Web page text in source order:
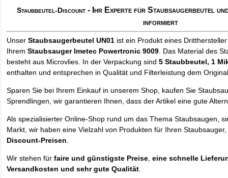
Staubbeutel-Discount - Ihr Experte für Staubsaugerbeutel
informiert
UnserStaubsaugerbeutel UN01 ist ein Produkt eines
IhremStaubsauger Imetec Powertronic 9009 . Das Material des
besteht aus Microvlies. In der Verpackung sind5 Staubbeutel, 1
enthalten und entsprechen in Qualität und Filterleistung dem
Sparen Sie bei Ihrem Einkauf in unserem Shop, kaufen Sie
Sprendlingen, wir garantieren Ihnen, dass der Artikel eine gute
Als spezialisierter Online-Shop rund um das Thema Staubsaugen,
Markt, wir haben eine Vielzahl von Produkten für Ihren
Discount-Preisen
Wir stehen fürfaire und günstigste Preise ,eine schnelle
Versandkosten und sehr gute Qualität